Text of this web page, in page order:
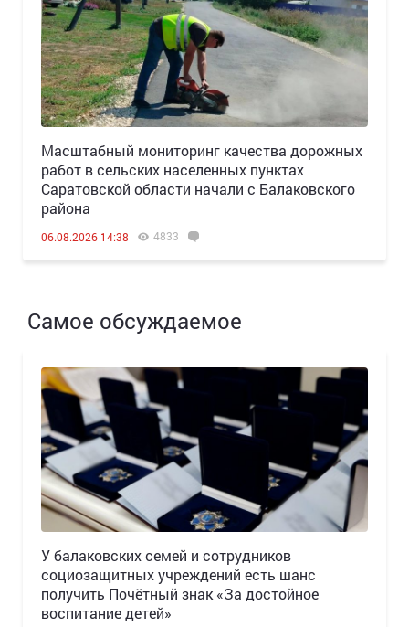
Масштабный мониторинг качества дорожных
работ в сельских населенных пунктах
Саратовской области начали с Балаковского
района
06.08.2026 14:38 4833
Самое обсуждаемое
У балаковских семей и сотрудников
социозащитных учреждений есть шанс
получить Почётный знак «За достойное
воспитание детей»